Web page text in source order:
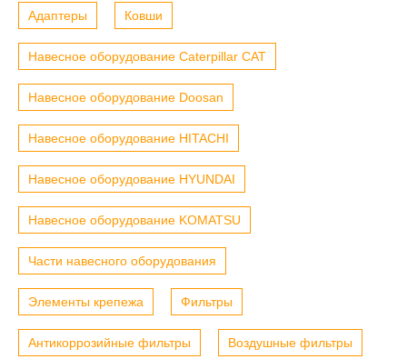
Адаптеры Ковши
Навесное оборудование Caterpillar CAT
Навесное оборудование Doosan
Навесное оборудование HITACHI
Навесное оборудование HYUNDAI
Навесное оборудование KOMATSU
Части навесного оборудования
Элементы крепежа Фильтры
Антикоррозийные фильтры Воздушные фильтры